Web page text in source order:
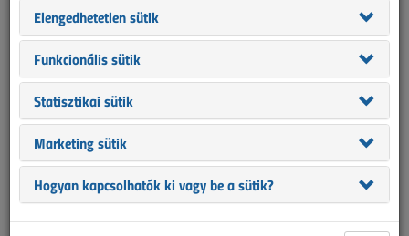
A Villanyszerelők Lapjának az egyik legkedveltebb rovata az „Ezt
láttam”, ahol az olvasóinktól kapott elrettentő vagy éppen vicces
megoldásokat bemutató fotókból válogatunk.
Az évek alatt a szerkesztőségünkhöz beérkezett több ezer fotó jól
reprezentálja a hazai ingatlanok villamos hálózatának leromlott,
Elengedhetetlen sütik
Funkcionális sütik
Statisztikai sütik
Marketing sütik
Hogyan kapcsolhatók ki vagy be a sütik?